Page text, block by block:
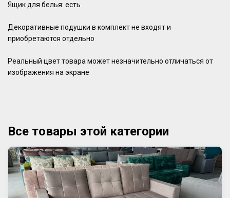
Ящик для белья: есть
Декоративные подушки в комплект не входят и
приобретаются отдельно
Реальный цвет товара может незначительно отличаться от
изображения на экране
Все товары этой категории